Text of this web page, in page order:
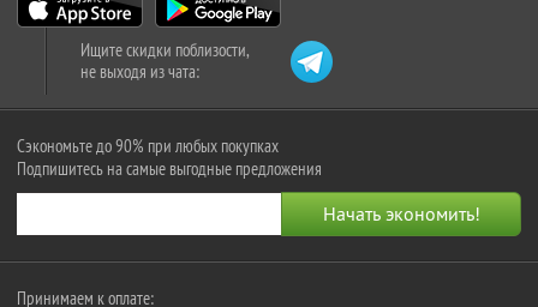
Ищите скидки поблизости,
не выходя из чата:
Сэкономьте до 90% при любых покупках
Подпишитесь на самые выгодные предложения
Принимаем к оплате: